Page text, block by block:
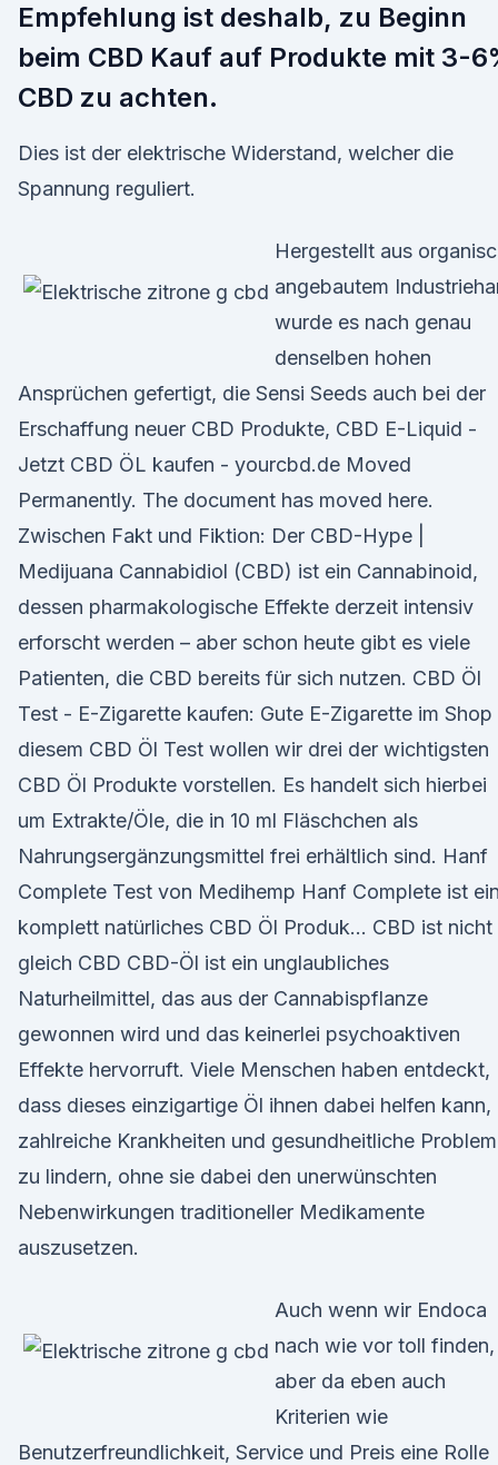
Empfehlung ist deshalb, zu Beginn
beim CBD Kauf auf Produkte mit 3-
CBD zu achten.
Dies ist der elektrische Widerstand, welcher die
Spannung reguliert.
Hergestellt aus
angebautem
wurde es nach genau
denselben hohen
Ansprüchen gefertigt, die Sensi Seeds auch bei der
Erschaffung neuer CBD Produkte, CBD E-Liquid -
Jetzt CBD ÖL kaufen - yourcbd.de Moved
Permanently. The document has moved here.
Zwischen Fakt und Fiktion: Der CBD-Hype |
Medijuana Cannabidiol (CBD) ist ein Cannabinoid,
dessen pharmakologische Effekte derzeit intensiv
erforscht werden – aber schon heute gibt es viele
Patienten, die CBD bereits für sich nutzen. CBD Öl
Test - E-Zigarette kaufen: Gute E-Zigarette im Shop
diesem CBD Öl Test wollen wir drei der wichtigsten
CBD Öl Produkte vorstellen. Es handelt sich hierbei
um Extrakte/Öle, die in 10 ml Fläschchen als
Nahrungsergänzungsmittel frei erhältlich sind. Hanf
Complete Test von Medihemp Hanf Complete ist
komplett natürliches CBD Öl Produk… CBD ist nicht
gleich CBD CBD-Öl ist ein unglaubliches
Naturheilmittel, das aus der Cannabispflanze
gewonnen wird und das keinerlei psychoaktiven
Effekte hervorruft. Viele Menschen haben entdeckt,
dass dieses einzigartige Öl ihnen dabei helfen kann,
zahlreiche Krankheiten und gesundheitliche
zu lindern, ohne sie dabei den unerwünschten
Nebenwirkungen traditioneller Medikamente
auszusetzen.
Auch wenn wir Endoca
nach wie vor toll finden,
aber da eben auch
Kriterien wie
Benutzerfreundlichkeit, Service und Preis eine Rolle